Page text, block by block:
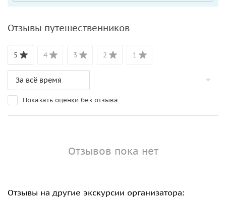
Отзывы путешественников
5 4 3 2 1
Показать оценки без отзыва
Отзывов пока нет
Отзывы на другие экскурсии организатора: